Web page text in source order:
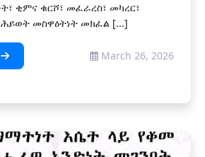
ቂምና ቁርሾ፣ መፈራረስ፣ መካረር፣
መስዋዕትነት መክፈል [...]
March 26, 2026